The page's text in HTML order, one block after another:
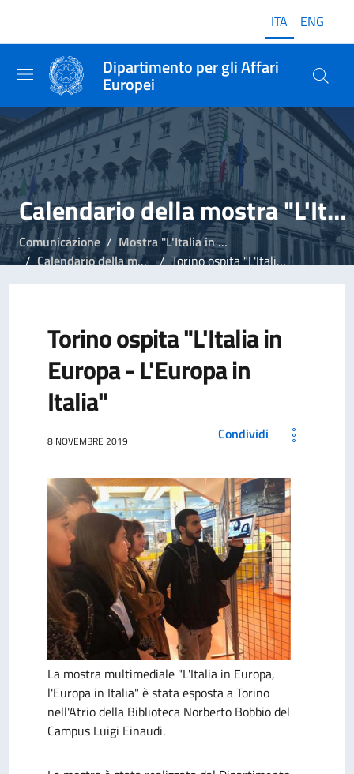
ITA ENG
Dipartimento per gli Affari
Europei
Calendario della mostra "L'Italia in Europa - L'Europa in Italia"
Comunicazione
Mostra "L'Italia in Europa - L'Europa in Italia"
Calendario della mostra "L'Italia in Europa - L'Europa in Italia"
Torino ospita "L'Italia in Europa - L'Europa in Italia"
Torino ospita "L'Italia in
Europa - L'Europa in
Italia"
8 NOVEMBRE 2019 Condividi
La mostra multimediale "L'Italia in Europa,
l'Europa in Italia" è stata esposta a Torino
nell'Atrio della Biblioteca Norberto Bobbio del
Campus Luigi Einaudi.